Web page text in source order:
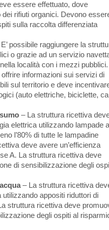
essere effettuato, dove
rifiuti organici. Devono
sulla raccolta differenziata
possibile raggiungere la
o grazie ad un servizio
località con i mezzi pubblici.
informazioni sui servizi di
sul territorio e deve
(auto elettriche, biciclette,
– La struttura ricettiva
elettrica utilizzando lampade a
l’80% di tutte le lampadine
deve avere un’efficienza
A. La struttura ricettiva deve
di sensibilizzazione degli
– La struttura ricettiva
appositi riduttori di
struttura ricettiva deve
degli ospiti al